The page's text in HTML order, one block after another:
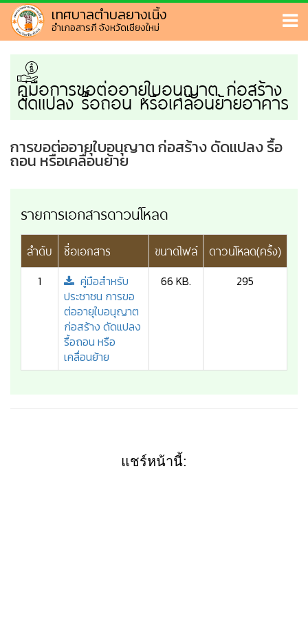
เทศบาลตำบลยางเนิ้ง
อำเภอสารภี จังหวัดเชียงใหม่
คู่มือการขอต่ออายุใบอนุญาต ก่อสร้าง
ดัดแปลง รื้อถอน หรือเคลื่อนย้ายอาคาร
การขอต่ออายุใบอนุญาต ก่อสร้าง ดัดแปลง รื้อ
ถอน หรือเคลื่อนย้าย
รายการเอกสารดาวน์โหลด
ลำดับ ชื่อเอกสาร ขนาดไฟล์ ดาวน์โหลด(ครั้ง)
1
คู่มือสำหรับ
ประชาชน การขอ
ต่ออายุใบอนุญาต
ก่อสร้าง ดัดแปลง
รื้อถอน หรือ
เคลื่อนย้าย
66 KB. 295
แชร์หน้านี้: